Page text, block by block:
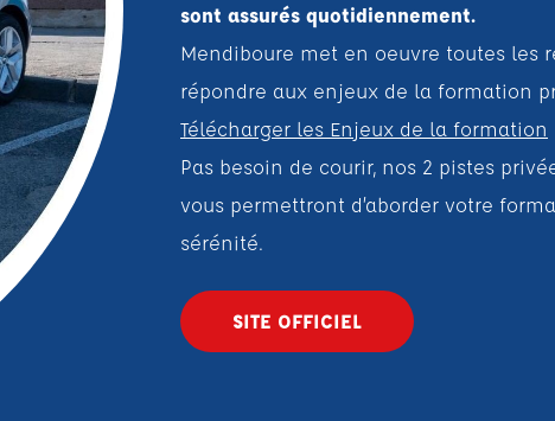
sont assurés quotidiennement.
Mendiboure met en oeuvre toutes les
répondre aux enjeux de la formation
Télécharger les Enjeux de la formation
Pas besoin de courir, nos 2 pistes
vous permettront d’aborder votre
sérénité.
SITE OFFICIEL